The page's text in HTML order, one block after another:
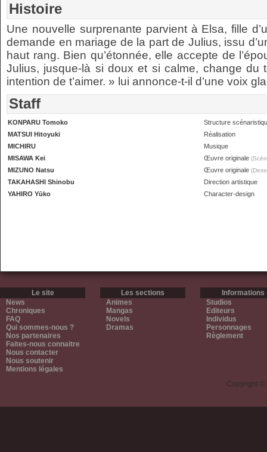
Histoire
Une nouvelle surprenante parvient à Elsa, fille
demande en mariage de la part de Julius, issu
haut rang. Bien qu’étonnée, elle accepte de
Julius, jusque-là si doux et si calme, change du
intention de t’aimer. » lui annonce-t-il d’une voix
Staff
KONPARU Tomoko
Structure
MATSUI Hitoyuki
Réalisation
MICHIRU
Musique
MISAWA Kei
Œuvre originale
MIZUNO Natsu Œuvre originale
TAKAHASHI Shinobu
Direction artistique
YAHIRO Yūko
Character-design
Le site
News
Chroniques
FAQ
Qui sommes-nous ?
Nos partenaires
Faites-nous connaitre
Nous contacter
Nous soutenir
Mentions légales
Les sections
Animes
Mangas
Novels
Dramas
Informations
Studios
Editeurs
Individus
Personnages
Règlement
Copyright ©